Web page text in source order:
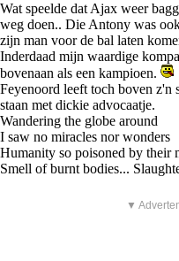
Wat speelde dat Ajax weer
weg doen.. Die Antony was
zijn man voor de bal laten
Inderdaad mijn waardige
bovenaan als een kampioen.
Feyenoord leeft toch boven z'n
staan met dickie advocaatje.
Wandering the globe around
I saw no miracles nor wonders
Humanity so poisoned by their
Smell of burnt bodies...
▼